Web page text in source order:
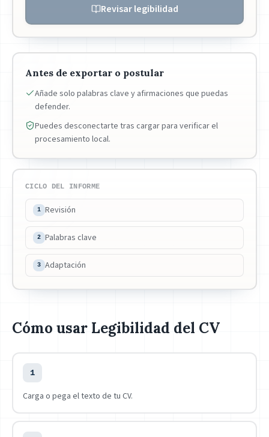
Revisar legibilidad
Antes de exportar o postular
Añade solo palabras clave y afirmaciones que puedas
defender.
Puedes desconectarte tras cargar para verificar el
procesamiento local.
CICLO DEL INFORME
1 Revisión
2 Palabras clave
3 Adaptación
Cómo usar Legibilidad del CV
1
Carga o pega el texto de tu CV.